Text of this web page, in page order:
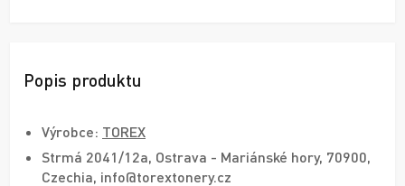
Popis produktu
Výrobce: TOREX
Strmá 2041/12a, Ostrava - Mariánské hory, 70900,
Czechia, info@torextonery.cz